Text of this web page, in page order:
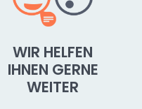
WIR HELFEN
IHNEN GERNE
WEITER